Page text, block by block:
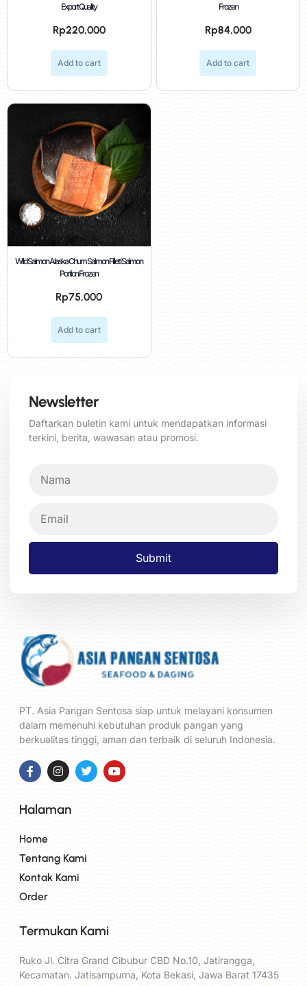
Export Quality
Rp220,000
Add to cart
Frozen
Rp84,000
Add to cart
Wild Salmon Alaska Chum Salmon Fillet I Salmon
Portion Frozen
Rp75,000
Add to cart
Newsletter
Daftarkan buletin kami untuk mendapatkan informasi
terkini, berita, wawasan atau promosi.
Submit
PT. Asia Pangan Sentosa siap untuk melayani konsumen
dalam memenuhi kebutuhan produk pangan yang
berkualitas tinggi, aman dan terbaik di seluruh Indonesia.
Halaman
Home
Tentang Kami
Kontak Kami
Order
Termukan Kami
Ruko Jl. Citra Grand Cibubur CBD No.10, Jatirangga,
Kecamatan. Jatisampurna, Kota Bekasi, Jawa Barat 17435